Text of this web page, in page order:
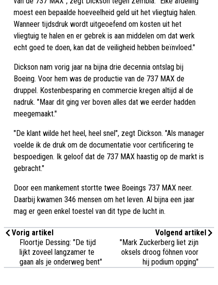
moest een bepaalde hoeveelheid geld uit het vliegtuig halen.
Wanneer tijdsdruk wordt uitgeoefend om kosten uit het
vliegtuig te halen en er gebrek is aan middelen om dat werk
echt goed te doen, kan dat de veiligheid hebben beïnvloed."
Dickson nam vorig jaar na bijna drie decennia ontslag bij
Boeing. Voor hem was de productie van de 737 MAX de
druppel. Kostenbesparing en commercie kregen altijd al de
nadruk. "Maar dit ging ver boven alles dat we eerder hadden
meegemaakt."
"De klant wilde het heel, heel snel", zegt Dickson. "Als manager
voelde ik de druk om de documentatie voor certificering te
bespoedigen. Ik geloof dat de 737 MAX haastig op de markt is
gebracht."
Door een mankement stortte twee Boeings 737 MAX neer.
Daarbij kwamen 346 mensen om het leven. Al bijna een jaar
mag er geen enkel toestel van dit type de lucht in.
Vorig artikel
Floortje Dessing: "De tijd
lijkt zoveel langzamer te
gaan als je onderweg bent"
Volgend artikel
"Mark Zuckerberg liet zijn
oksels droog föhnen voor
hij podium opging"